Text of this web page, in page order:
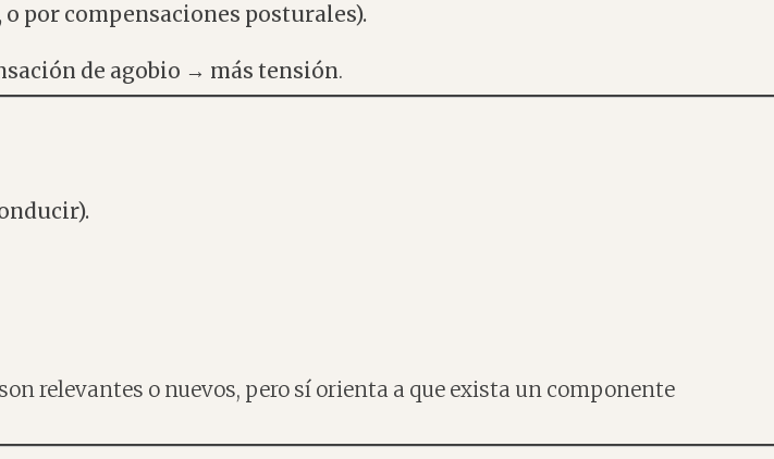
por compensaciones posturales).
de agobio → más tensión.
relevantes o nuevos, pero sí orienta a que exista un componente